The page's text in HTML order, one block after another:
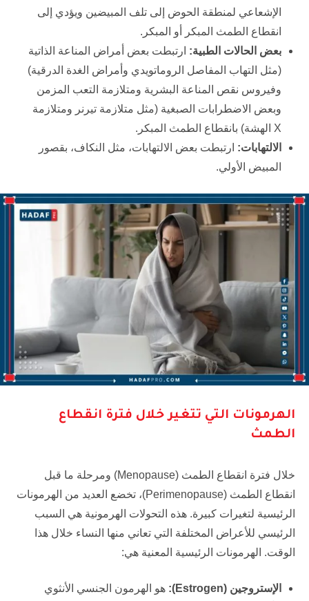
الإشعاعي لمنطقة الحوض إلى تلف المبيضين ويؤدي إلى
انقطاع الطمث المبكر أو المبكر.
بعض الحالات الطبية: ارتبطت بعض أمراض المناعة الذاتية
(مثل التهاب المفاصل الروماتويدي وأمراض الغدة الدرقية)
وفيروس نقص المناعة البشرية ومتلازمة التعب المزمن
وبعض الاضطرابات الصبغية (مثل متلازمة تيرنر ومتلازمة
X الهشة) بانقطاع الطمث المبكر.
الالتهابات: ارتبطت بعض الالتهابات، مثل النكاف، بقصور
المبيض الأولي.
الهرمونات التي تتغير خلال فترة انقطاع
الطمث
خلال فترة انقطاع الطمث (Menopause) ومرحلة ما قبل
انقطاع الطمث (Perimenopause)، تخضع العديد من الهرمونات
الرئيسية لتغيرات كبيرة. هذه التحولات الهرمونية هي السبب
الرئيسي للأعراض المختلفة التي تعاني منها النساء خلال هذا
الوقت. الهرمونات الرئيسية المعنية هي:
الإستروجين (Estrogen
): هو الهرمون الجنسي الأنثوي